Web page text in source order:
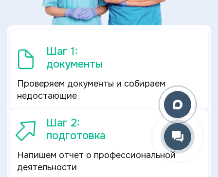
Шаг 1:
документы
Проверяем документы и собираем
недостающие
Шаг 2:
подготовка
Напишем отчет о профессиональной
деятельности